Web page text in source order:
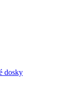
dosky